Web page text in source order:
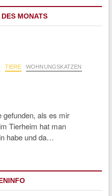
MONATS
TIERE WOHNUNGSKATZEN
gefunden, als es mir
Tierheim hat man
habe und da…